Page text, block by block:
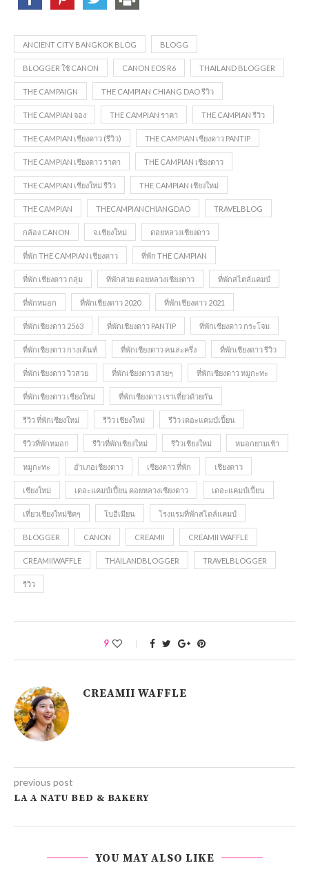
ANCIENT CITY BANGKOK BLOG BLOGG
BLOGGER ใช้ CANON CANON EOS R6 THAILAND BLOGGER
THE CAMPAIGN THE CAMPIAN CHIANG DAO รีวิว
THE CAMPIAN จอง THE CAMPIAN ราคา THE CAMPIAN รีวิว
THE CAMPIAN เชียงดาว (รีวิว) THE CAMPIAN เชียงดาว PANTIP
THE CAMPIAN เชียงดาว ราคา THE CAMPIAN เชียงดาว
THE CAMPIAN เชียงใหม่ รีวิว THE CAMPIAN เชียงใหม่
THE CAMPIAN THECAMPIANCHIANGDAO TRAVELBLOG
กล้อง CANON จ.เชียงใหม่ ดอยหลวงเชียงดาว
ที่พัก THE CAMPIAN เชียงดาว ที่พัก THE CAMPIAN
ที่พัก เชียงดาว กลุ่ม ที่พักสวย ดอยหลวงเชียงดาว ที่พักสไตล์แคมป์
ที่พักหมอก ที่พักเชียงดาว 2020 ที่พักเชียงดาว 2021
ที่พักเชียงดาว 2563 ที่พักเชียงดาว PANTIP ที่พักเชียงดาว กระโจม
ที่พักเชียงดาว กางเต้นท์ ที่พักเชียงดาว คนละครึ่ง ที่พักเชียงดาว รีวิว
ที่พักเชียงดาว วิวสวย ที่พักเชียงดาว สวยๆ ที่พักเชียงดาว หมูกะทะ
ที่พักเชียงดาว เชียงใหม่ ที่พักเชียงดาว เราเที่ยวด้วยกัน
รีวิว ที่พักเชียงใหม่ รีวิว เชียงใหม่ รีวิว เดอะแคมป์เปี้ยน
รีวิวที่พักหมอก รีวิวที่พักเชียงใหม่ รีวิวเชียงใหม่ หมอกยามเช้า
หมูกะทะ อำเภอเชียงดาว เชียงดาว ที่พัก เชียงดาว
เชียงใหม่ เดอะแคมป์เปี้ยน ดอยหลวงเชียงดาว เดอะแคมป์เปี้ยน
เที่ยวเชียงใหม่ชิคๆ โบฮีเมียน โรงแรมที่พักสไตล์แคมป์
BLOGGER CANON CREAMII CREAMII WAFFLE
CREAMIIWAFFLE THAILANDBLOGGER TRAVELBLOGGER
รีวิว
9
CREAMII WAFFLE
previous post
LA A NATU BED & BAKERY
YOU MAY ALSO LIKE